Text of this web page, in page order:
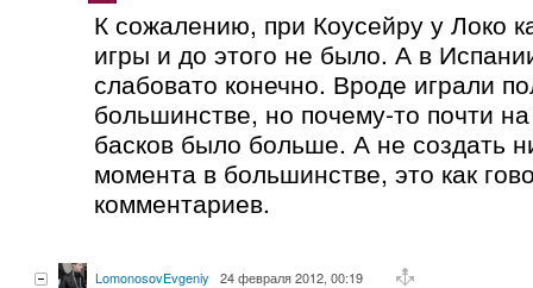
К сожалению, при Коусейру у Локо
игры и до этого не было. А в
слабовато конечно. Вроде играли
большинстве, но почему-то почти
басков было больше. А не создать
момента в большинстве, это как
комментариев.
LomonosovEvgeniy 24 февраля 2012, 00:19